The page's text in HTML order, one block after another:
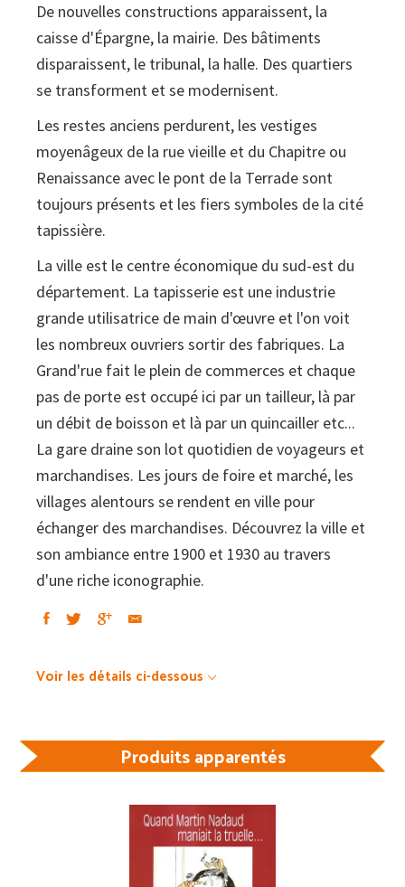
De nouvelles constructions apparaissent, la
caisse d'Épargne, la mairie. Des bâtiments
disparaissent, le tribunal, la halle. Des quartiers
se transforment et se modernisent.
Les restes anciens perdurent, les vestiges
moyenâgeux de la rue vieille et du Chapitre ou
Renaissance avec le pont de la Terrade sont
toujours présents et les fiers symboles de la cité
tapissière.
La ville est le centre économique du sud-est du
département. La tapisserie est une industrie
grande utilisatrice de main d'œuvre et l'on voit
les nombreux ouvriers sortir des fabriques. La
Grand'rue fait le plein de commerces et chaque
pas de porte est occupé ici par un tailleur, là par
un débit de boisson et là par un quincailler etc...
La gare draine son lot quotidien de voyageurs et
marchandises. Les jours de foire et marché, les
villages alentours se rendent en ville pour
échanger des marchandises. Découvrez la ville et
son ambiance entre 1900 et 1930 au travers
d'une riche iconographie.
Voir les détails ci-dessous
Produits apparentés